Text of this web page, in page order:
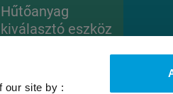
our site by :
Hűtőanyag
kiválasztó eszköz